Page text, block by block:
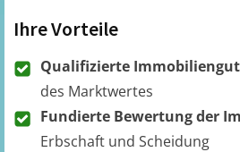
Ihre Vorteile
Qualifizierte
des Marktwertes
Fundierte Bewertung der
Erbschaft und Scheidung